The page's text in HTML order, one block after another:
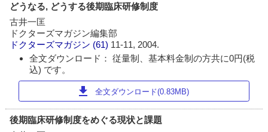
どうなる, どうする後期臨床研修制度
古井一匡
ドクターズマガジン編集部
ドクターズマガジン (61) 11-11, 2004.
全文ダウンロード： 従量制、基本料金制の方共に0円(税
込) です。
download 全文ダウンロード(0.83MB)
後期臨床研修制度をめぐる現状と課題